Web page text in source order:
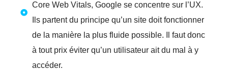
Core Web Vitals, Google se concentre sur l’UX.
Ils partent du principe qu’un site doit fonctionner
de la manière la plus fluide possible. Il faut donc
à tout prix éviter qu’un utilisateur ait du mal à y
accéder.